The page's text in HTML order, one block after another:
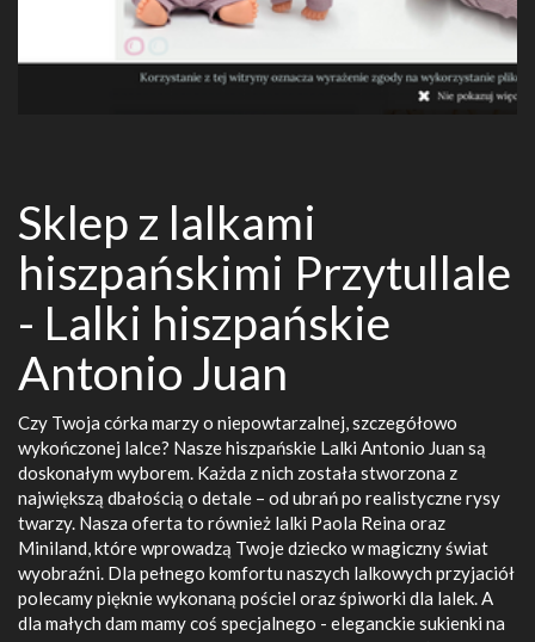
Sklep z lalkami
hiszpańskimi Przytullale
- Lalki hiszpańskie
Antonio Juan
Czy Twoja córka marzy o niepowtarzalnej, szczegółowo
wykończonej lalce? Nasze hiszpańskie Lalki Antonio Juan są
doskonałym wyborem. Każda z nich została stworzona z
największą dbałością o detale – od ubrań po realistyczne rysy
twarzy. Nasza oferta to również lalki Paola Reina oraz
Miniland, które wprowadzą Twoje dziecko w magiczny świat
wyobraźni. Dla pełnego komfortu naszych lalkowych przyjaciół
polecamy pięknie wykonaną pościel oraz śpiworki dla lalek. A
dla małych dam mamy coś specjalnego - eleganckie sukienki na